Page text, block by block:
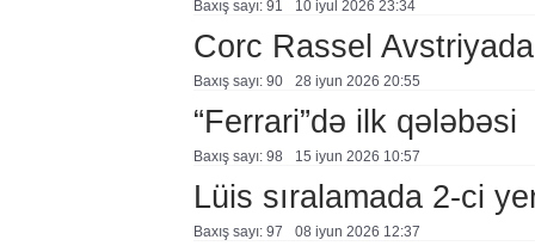
Baxış sayı: 91 10 i̇yul 2026 23:34
Corc Rassel
Baxış sayı: 90 28 i̇yun 2026 20:55
“Ferrari”də ilk qələbəsi
Baxış sayı: 98 15 i̇yun 2026 10:57
Lüis sıralamada 2-ci
Baxış sayı: 97 08 i̇yun 2026 12:37